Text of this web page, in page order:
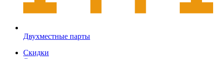
Двухместные парты
Скидки